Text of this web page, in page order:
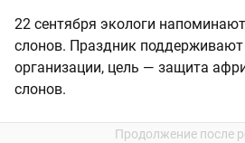
22 сентября экологи
слонов. Праздник
организации, цель — защита
слонов.